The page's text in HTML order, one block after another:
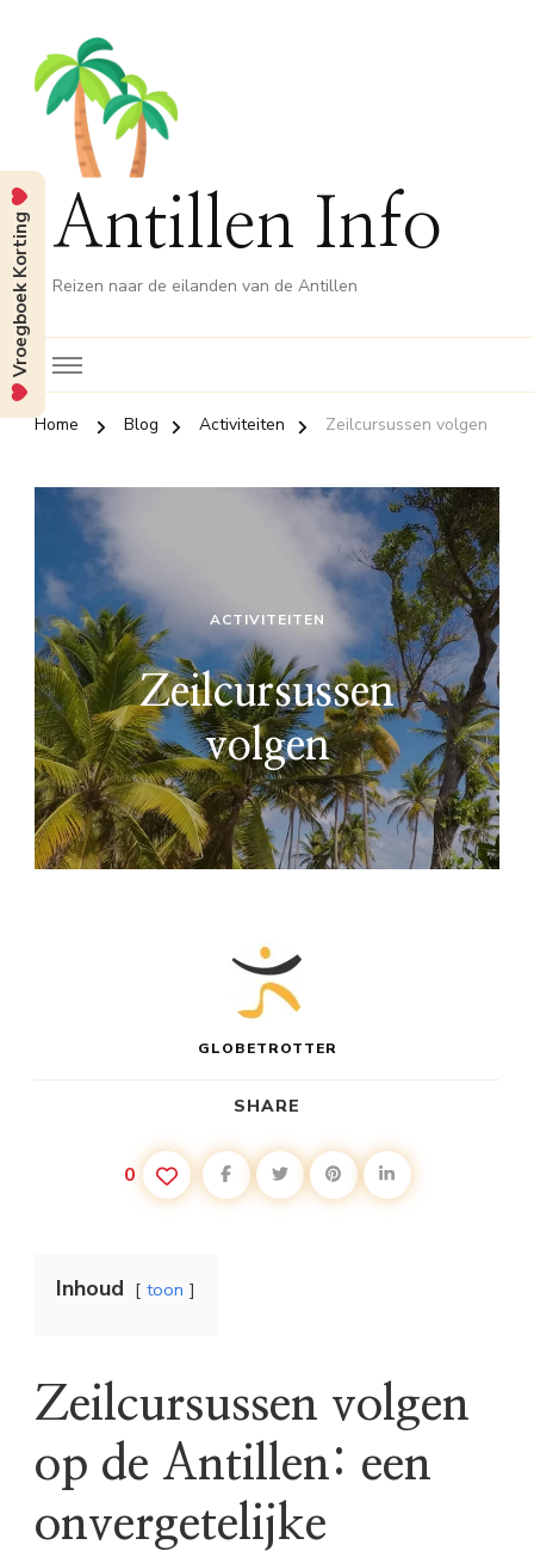
Antillen Info
Reizen naar de eilanden van de Antillen
Home Blog Activiteiten Zeilcursussen volgen
ACTIVITEITEN
Zeilcursussen
volgen
GLOBETROTTER
SHARE
0
Inhoud toon
Zeilcursussen volgen
op de Antillen: een
onvergetelijke
Vroegboek Korting